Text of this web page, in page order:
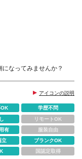
なってみませんか？
アイコンの説明
学歴不問
リモートOK
有
服装自由
立
ブランクOK
国認定取得